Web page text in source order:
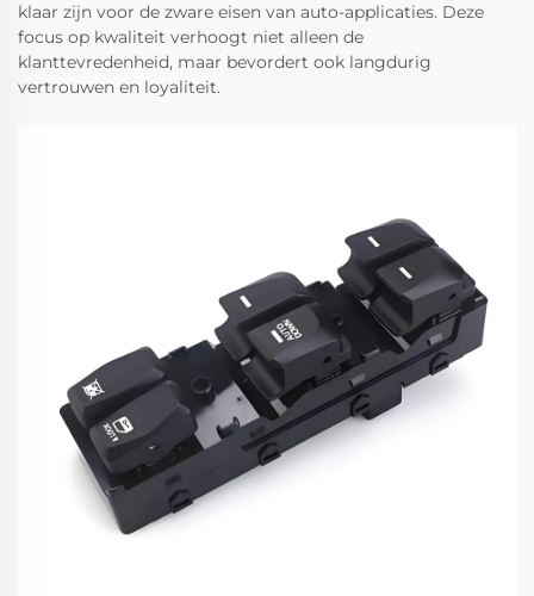
klaar zijn voor de zware eisen van auto-applicaties. Deze
focus op kwaliteit verhoogt niet alleen de
klanttevredenheid, maar bevordert ook langdurig
vertrouwen en loyaliteit.